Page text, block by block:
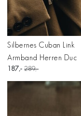
Silbernes Cuban Link
Armband Herren Duc
187 289